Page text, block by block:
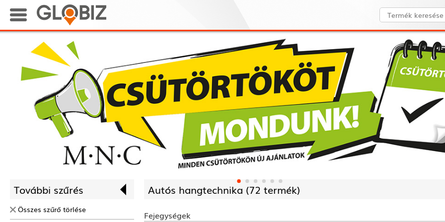
További szűrés
Összes szűrő törlése
Autós hangtechnika (72 termék)
Fejegységek